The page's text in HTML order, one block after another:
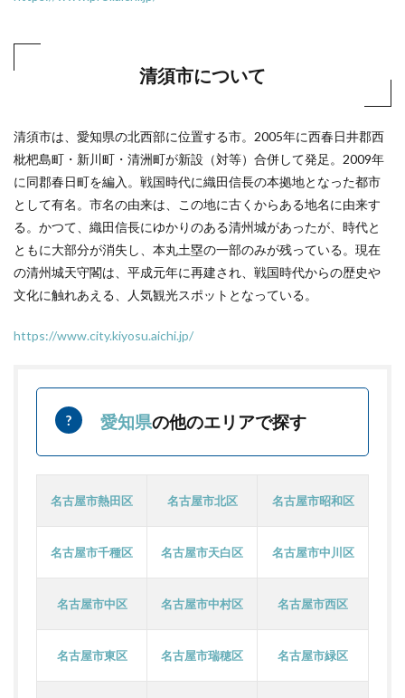
清須市について
清須市は、愛知県の北西部に位置する市。2005年に西春日井郡西
枇杷島町・新川町・清洲町が新設（対等）合併して発足。2009年
に同郡春日町を編入。戦国時代に織田信長の本拠地となった都市
として有名。市名の由来は、この地に古くからある地名に由来す
る。かつて、織田信長にゆかりのある清州城があったが、時代と
ともに大部分が消失し、本丸土塁の一部のみが残っている。現在
の清州城天守閣は、平成元年に再建され、戦国時代からの歴史や
文化に触れあえる、人気観光スポットとなっている。
https://www.city.kiyosu.aichi.jp/
愛知県の他のエリアで探す
名古屋市熱田区 名古屋市北区 名古屋市昭和区
名古屋市千種区 名古屋市天白区 名古屋市中川区
名古屋市中区 名古屋市中村区 名古屋市西区
名古屋市東区 名古屋市瑞穂区 名古屋市緑区